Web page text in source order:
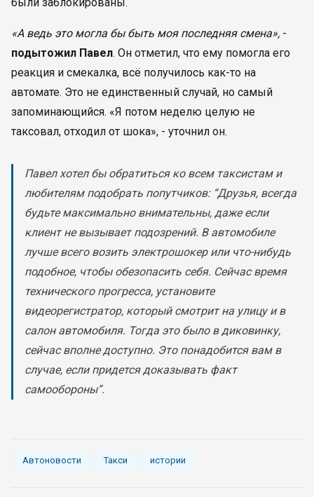
«А ведь это могла бы быть моя последняя смена», -
подытожил Павел. Он отметил, что ему помогла его
реакция и смекалка, всё получилось как-то на
автомате. Это не единственный случай, но самый
запоминающийся. «Я потом неделю целую не
таксовал, отходил от шока», - уточнил он.
Павел хотел бы обратиться ко всем таксистам и
любителям подобрать попутчиков: “Друзья, всегда
будьте максимально внимательны, даже если
клиент не вызывает подозрений. В автомобиле
лучше всего возить электрошокер или что-нибудь
подобное, чтобы обезопасить себя. Сейчас время
технического прогресса, установите
видеорегистратор, который смотрит на улицу и в
салон автомобиля. Тогда это было в диковинку,
сейчас вполне доступно. Это понадобится вам в
случае, если придется доказывать факт
самообороны”.
Автоновости Такси истории